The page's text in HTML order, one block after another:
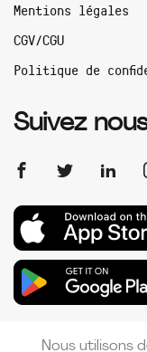
Mentions légales
CGV/CGU
Politique de
Suivez
Nous utilisons